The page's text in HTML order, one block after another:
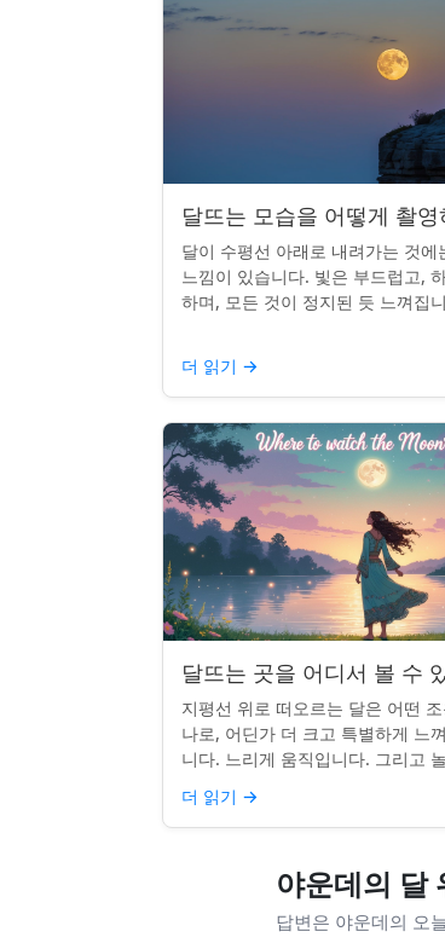
달뜨는 모습을 어떻게 촬영
달이 수평선 아래로 내려가는 것에
느낌이 있습니다. 빛은 부드럽고,
하며, 모든 것이 정지된 듯 느껴집
더 읽기 →
달뜨는 곳을 어디서 볼 수
지평선 위로 떠오르는 달은 어떤
나로, 어딘가 더 크고 특별하게 느
니다. 느리게 움직입니다. 그리고
입니다. 하지만 어디를 봐야 할지
않을 수 있습니...
더 읽기 →
야운데의 달
답변은 야운데의 오